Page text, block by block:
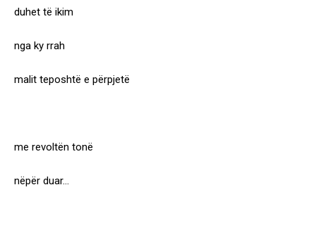
duhet të ikim
nga ky rrah
malit teposhtë e përpjetë
me revoltën tonë
nëpër duar…